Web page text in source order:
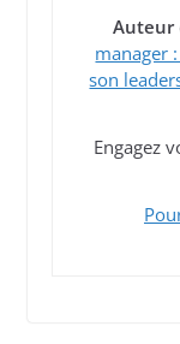
Auteur
manager
son
Engagez